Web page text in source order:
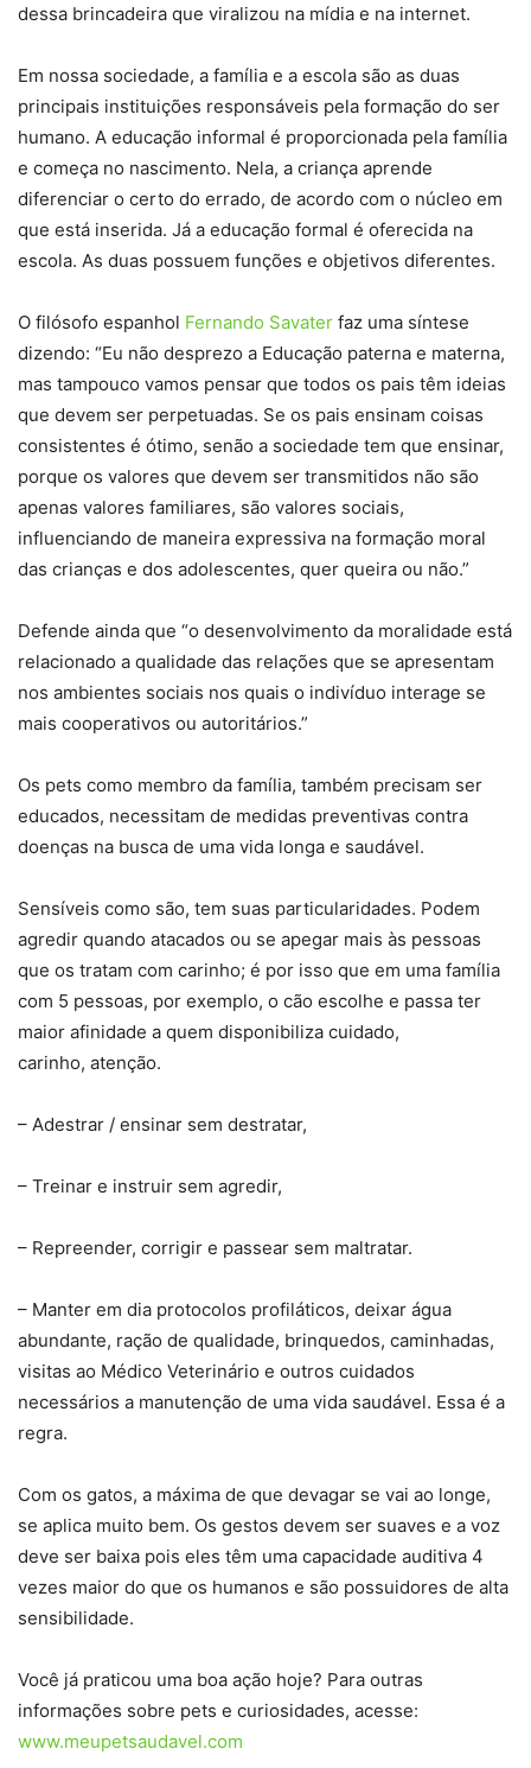
dessa brincadeira que viralizou na mídia e na internet.
Em nossa sociedade, a família e a escola são as duas
principais instituições responsáveis pela formação do ser
humano. A educação informal é proporcionada pela família
e começa no nascimento. Nela, a criança aprende
diferenciar o certo do errado, de acordo com o núcleo em
que está inserida. Já a educação formal é oferecida na
escola. As duas possuem funções e objetivos diferentes.
O filósofo espanhol Fernando Savater faz uma síntese
dizendo: “Eu não desprezo a Educação paterna e materna,
mas tampouco vamos pensar que todos os pais têm ideias
que devem ser perpetuadas. Se os pais ensinam coisas
consistentes é ótimo, senão a sociedade tem que ensinar,
porque os valores que devem ser transmitidos não são
apenas valores familiares, são valores sociais,
influenciando de maneira expressiva na formação moral
das crianças e dos adolescentes, quer queira ou não.”
Defende ainda que “o desenvolvimento da moralidade está
relacionado a qualidade das relações que se apresentam
nos ambientes sociais nos quais o indivíduo interage se
mais cooperativos ou autoritários.”
Os pets como membro da família, também precisam ser
educados, necessitam de medidas preventivas contra
doenças na busca de uma vida longa e saudável.
Sensíveis como são, tem suas particularidades. Podem
agredir quando atacados ou se apegar mais às pessoas
que os tratam com carinho; é por isso que em uma família
com 5 pessoas, por exemplo, o cão escolhe e passa ter
maior afinidade a quem disponibiliza cuidado,
carinho, atenção.
– Adestrar / ensinar sem destratar,
– Treinar e instruir sem agredir,
– Repreender, corrigir e passear sem maltratar.
– Manter em dia protocolos profiláticos, deixar água
abundante, ração de qualidade, brinquedos, caminhadas,
visitas ao Médico Veterinário e outros cuidados
necessários a manutenção de uma vida saudável. Essa é a
regra.
Com os gatos, a máxima de que devagar se vai ao longe,
se aplica muito bem. Os gestos devem ser suaves e a voz
deve ser baixa pois eles têm uma capacidade auditiva 4
vezes maior do que os humanos e são possuidores de alta
sensibilidade.
Você já praticou uma boa ação hoje? Para outras
informações sobre pets e curiosidades, acesse:
www.meupetsaudavel.com